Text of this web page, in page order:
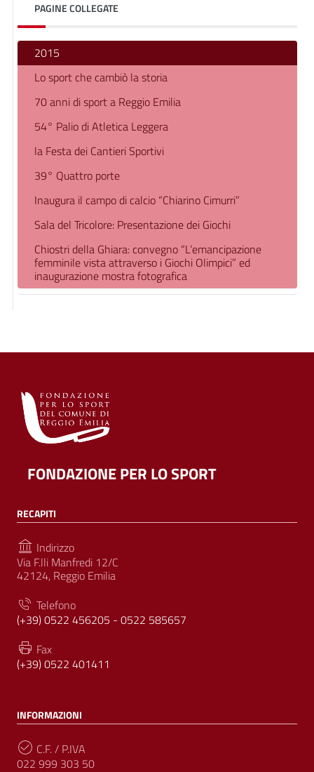
PAGINE COLLEGATE
2015
Lo sport che cambiò la storia
70 anni di sport a Reggio Emilia
54° Palio di Atletica Leggera
la Festa dei Cantieri Sportivi
39° Quattro porte
Inaugura il campo di calcio “Chiarino Cimurri”
Sala del Tricolore: Presentazione dei Giochi
Chiostri della Ghiara: convegno “L’emancipazione
femminile vista attraverso i Giochi Olimpici” ed
inaugurazione mostra fotografica
FONDAZIONE PER LO SPORT
RECAPITI
Indirizzo
Via F.lli Manfredi 12/C
42124, Reggio Emilia
Telefono
(+39) 0522 456205 - 0522 585657
Fax
(+39) 0522 401411
INFORMAZIONI
C.F. / P.IVA
022 999 303 50